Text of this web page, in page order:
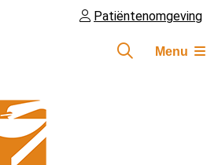
Patiëntenomgeving
Menu